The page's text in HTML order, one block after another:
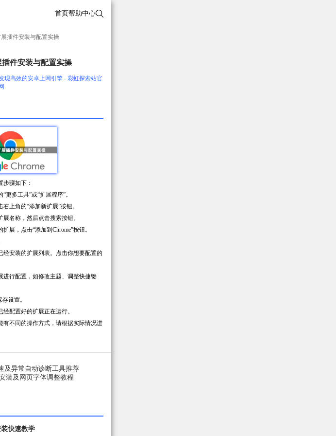
首页帮助中心
插件安装与配置实操
件安装与配置实操
现高效的安卓上网引擎 - 彩虹探索站官
网
骤如下：
更多工具”或“扩展程序”。
上角的“添加新扩展”按钮。
名称，然后点击搜索按钮。
展，点击“添加到Chrome”按钮。
经安装的扩展列表。点击你想要配置的
进行配置，如修改主题、调整快捷键
设置。
配置好的扩展正在运行。
有不同的操作方式，请根据实际情况进
及异常自动诊断工具推荐
装及网页字体调整教程
快速教学